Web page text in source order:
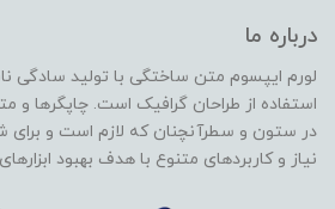
درباره ما
لورم ایپسوم متن ساختگی با تولید سادگی
استفاده از طراحان گرافیک است. چاپگرها و
در ستون و سطرآنچنان که لازم است و برای
نیاز و کاربردهای متنوع با هدف بهبود